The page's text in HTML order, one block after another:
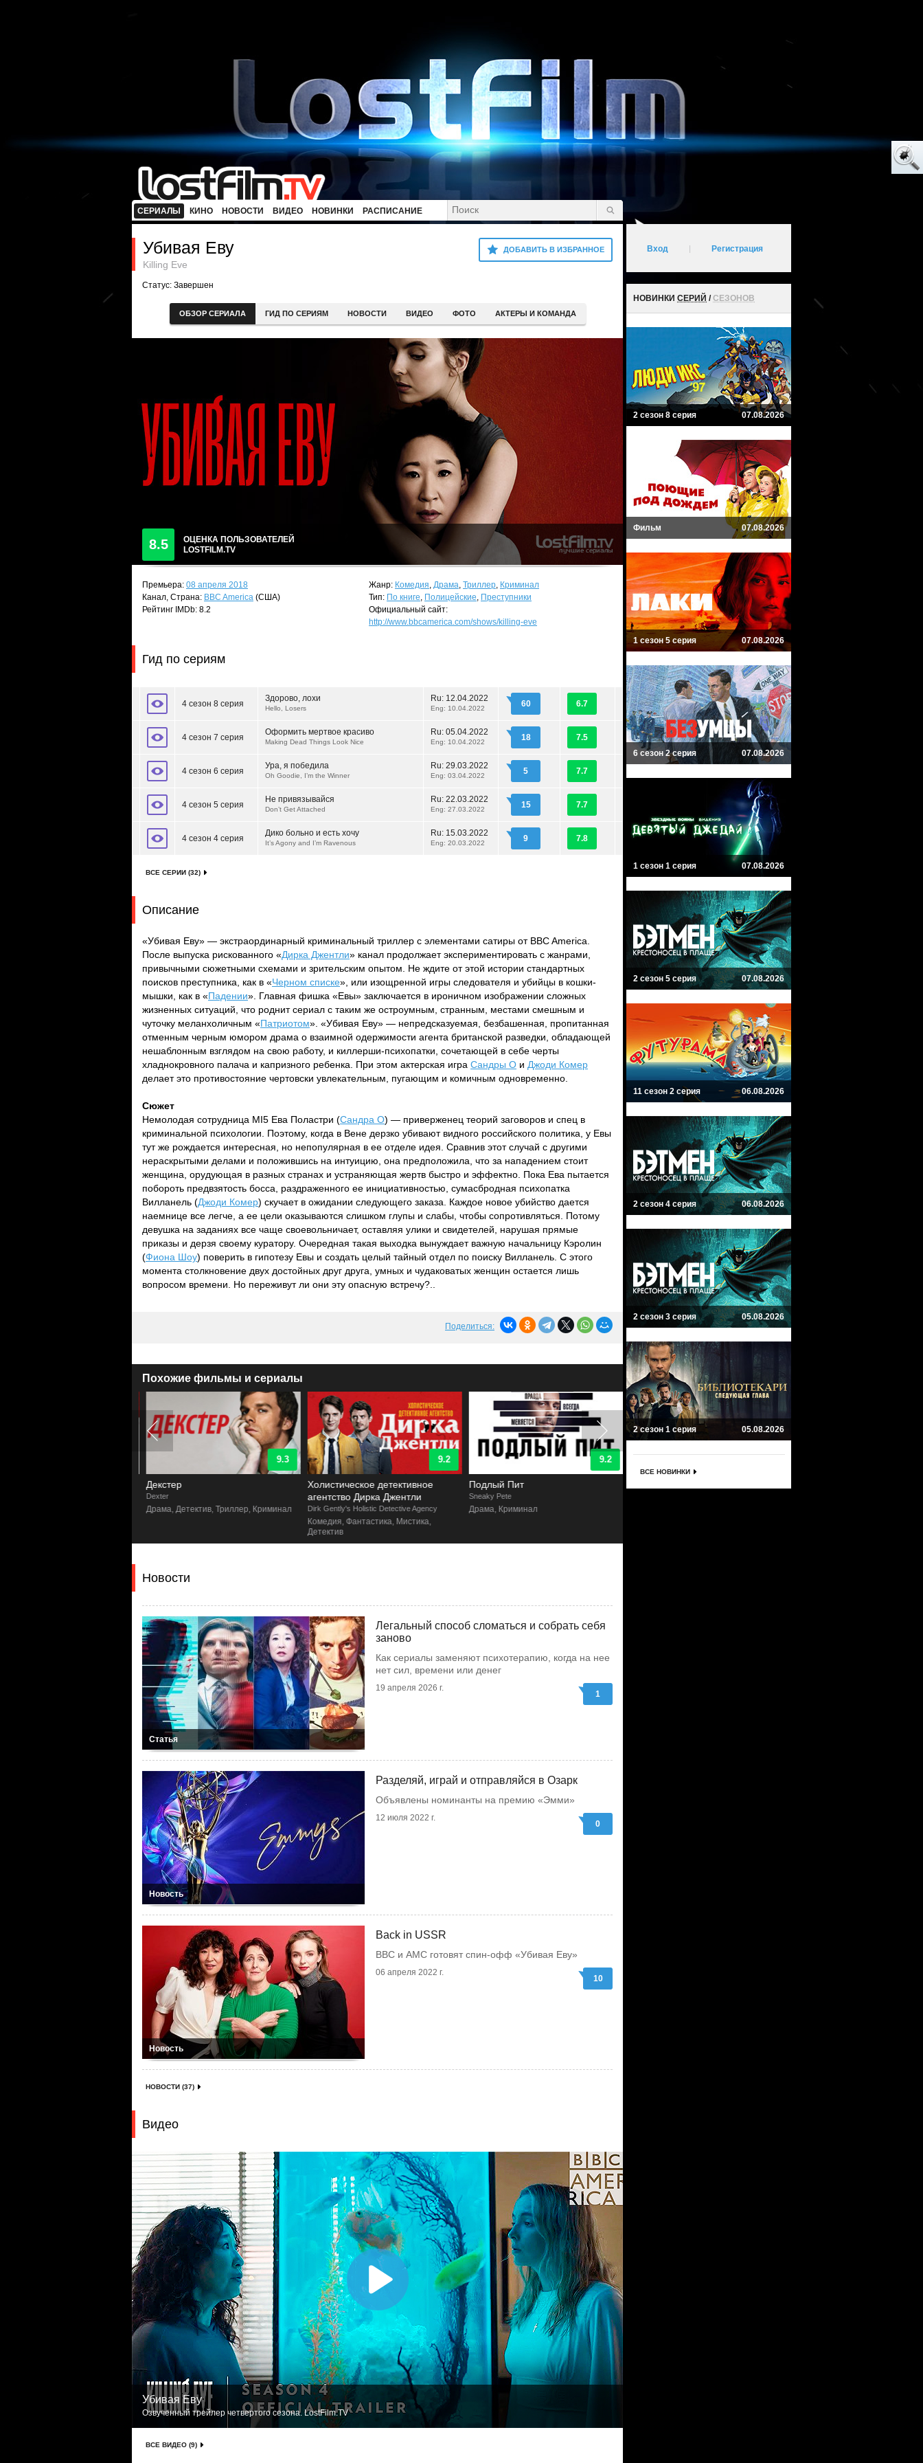
СЕРИАЛЫ КИНО НОВОСТИ ВИДЕО НОВИНКИ РАСПИСАНИЕ
ДОБАВИТЬ В ИЗБРАННОЕ
Убивая Еву
Killing Eve
Статус: Завершен
ОБЗОР СЕРИАЛА ГИД ПО СЕРИЯМ НОВОСТИ ВИДЕО ФОТО АКТЕРЫ И КОМАНДА
8.5
ОЦЕНКА ПОЛЬЗОВАТЕЛЕЙ
LOSTFILM.TV
Премьера: 08 апреля 2018
Канал, Страна: BBC America (США)
Рейтинг IMDb: 8.2
Жанр: Комедия, Драма, Триллер, Криминал
Тип: По книге, Полицейские, Преступники
Официальный сайт:
http://www.bbcamerica.com/shows/killing-eve
Гид по сериям
4 сезон 8 серия
Здорово, лохи
Hello, Losers
Ru: 12.04.2022
Eng: 10.04.2022 60 6.7
4 сезон 7 серия
Оформить мертвое красиво
Making Dead Things Look Nice
Ru: 05.04.2022
Eng: 10.04.2022 18 7.5
4 сезон 6 серия
Ура, я победила
Oh Goodie, I’m the Winner
Ru: 29.03.2022
Eng: 03.04.2022 5 7.7
4 сезон 5 серия
Не привязывайся
Don’t Get Attached
Ru: 22.03.2022
Eng: 27.03.2022 15 7.7
4 сезон 4 серия
Дико больно и есть хочу
It’s Agony and I’m Ravenous
Ru: 15.03.2022
Eng: 20.03.2022 9 7.8
ВСЕ СЕРИИ (32)
Описание
«Убивая Еву» — экстраординарный криминальный триллер с элементами сатиры от BBC America.
После выпуска рискованного «Дирка Джентли» канал продолжает экспериментировать с жанрами,
привычными сюжетными схемами и зрительским опытом. Не ждите от этой истории стандартных
поисков преступника, как в «Черном списке», или изощренной игры следователя и убийцы в кошки-
мышки, как в «Падении». Главная фишка «Евы» заключается в ироничном изображении сложных
жизненных ситуаций, что роднит сериал с таким же остроумным, странным, местами смешным и
чуточку меланхоличным «Патриотом». «Убивая Еву» — непредсказуемая, безбашенная, пропитанная
отменным черным юмором драма о взаимной одержимости агента британской разведки, обладающей
нешаблонным взглядом на свою работу, и киллерши-психопатки, сочетающей в себе черты
хладнокровного палача и капризного ребенка. При этом актерская игра Сандры О и Джоди Комер
делает это противостояние чертовски увлекательным, пугающим и комичным одновременно.
Сюжет
Немолодая сотрудница MI5 Ева Поластри (Сандра О) — приверженец теорий заговоров и спец в
криминальной психологии. Поэтому, когда в Вене дерзко убивают видного российского политика, у Евы
тут же рождается интересная, но непопулярная в ее отделе идея. Сравнив этот случай с другими
нераскрытыми делами и положившись на интуицию, она предположила, что за нападением стоит
женщина, орудующая в разных странах и устраняющая жертв быстро и эффектно. Пока Ева пытается
побороть предвзятость босса, раздраженного ее инициативностью, сумасбродная психопатка
Вилланель (Джоди Комер) скучает в ожидании следующего заказа. Каждое новое убийство дается
наемнице все легче, а ее цели оказываются слишком глупы и слабы, чтобы сопротивляться. Потому
девушка на заданиях все чаще своевольничает, оставляя улики и свидетелей, нарушая прямые
приказы и дерзя своему куратору. Очередная такая выходка вынуждает важную начальницу Кэролин
(Фиона Шоу) поверить в гипотезу Евы и создать целый тайный отдел по поиску Вилланель. С этого
момента столкновение двух достойных друг друга, умных и чудаковатых женщин остается лишь
вопросом времени. Но переживут ли они эту опасную встречу?..
Поделиться:
Похожие фильмы и сериалы
9.3
Декстер
Dexter
Драма, Детектив, Триллер, Криминал
9.2
Холистическое детективное
агентство Дирка Джентли
Dirk Gently's Holistic Detective Agency
Комедия, Фантастика, Мистика,
Детектив
9.2
Подлый Пит
Sneaky Pete
Драма, Криминал
Новости
Статья
Легальный способ сломаться и собрать себя
заново
Как сериалы заменяют психотерапию, когда на нее
нет сил, времени или денег
19 апреля 2026 г.
1
Новость
Разделяй, играй и отправляйся в Озарк
Объявлены номинанты на премию «Эмми»
12 июля 2022 г.
0
Новость
Back in USSR
BBC и AMC готовят спин-офф «Убивая Еву»
06 апреля 2022 г.
10
НОВОСТИ (37)
Видео
Убивая Еву
Озвученный трейлер четвертого сезона. LostFilm.TV
ВСЕ ВИДЕО (9)
Вход Регистрация
НОВИНКИ СЕРИЙ /СЕЗОНОВ
2 сезон 8 серия 07.08.2026
Фильм 07.08.2026
1 сезон 5 серия 07.08.2026
6 сезон 2 серия 07.08.2026
1 сезон 1 серия 07.08.2026
2 сезон 5 серия 07.08.2026
11 сезон 2 серия 06.08.2026
2 сезон 4 серия 06.08.2026
2 сезон 3 серия 05.08.2026
2 сезон 1 серия 05.08.2026
ВСЕ НОВИНКИ